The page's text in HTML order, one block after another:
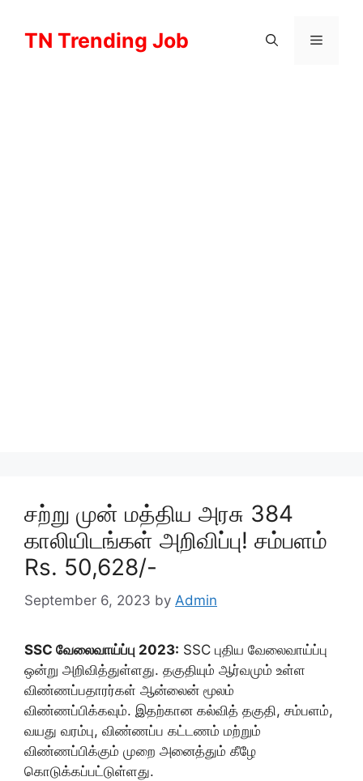
contentTN Trending Job Menu
சற்று முன் மத்திய அரசு 384
காலியிடங்கள் அறிவிப்பு! சம்பளம்
Rs. 50,628/-
September 6, 2023 by Admin
SSC வேலைவாய்ப்பு 2023: SSC புதிய வேலைவாய்ப்பு
ஒன்று அறிவித்துள்ளது. தகுதியும் ஆர்வமும் உள்ள
விண்ணப்பதாரர்கள் ஆன்லைன் மூலம்
விண்ணப்பிக்கவும். இதற்கான கல்வித் தகுதி, சம்பளம்,
வயது வரம்பு, விண்ணப்ப கட்டணம் மற்றும்
விண்ணப்பிக்கும் முறை அனைத்தும் கீழே
கொடுக்கப்பட்டுள்ளது.